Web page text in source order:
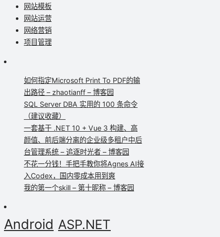
网站模板
网站运营
网络营销
项目管理
如何指定Microsoft Print To PDF的输
出路径 – zhaotianff – 博客园
SQL Server DBA 实用的 100 条命令
（建议收藏）
一套基于 .NET 10 + Vue 3 构建、高
颜值、前后端分离的企业级多租户中后
台管理系统 – 追逐时光者 – 博客园
不花一分钱！手把手教你将Agnes AI接
入Codex，国内零成本用到爽
我的第一个skill – 第十昵称 – 博客园
Android ASP.NET